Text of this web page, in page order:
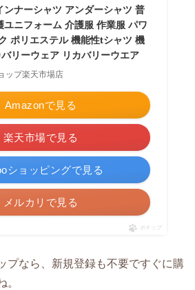
ンナーシャツ アンダーシャツ 普
ユニフォーム 介護服 作業服 パワ
ポリエステル 機能性tシャツ 機
リーウェア リカバリーウエア
ップ楽天市場店
Amazonで見る
楽天市場で見る
ショッピングで見る
メルカリで見る
ポチップ
プなら、新規登録も不要ですぐに購
。